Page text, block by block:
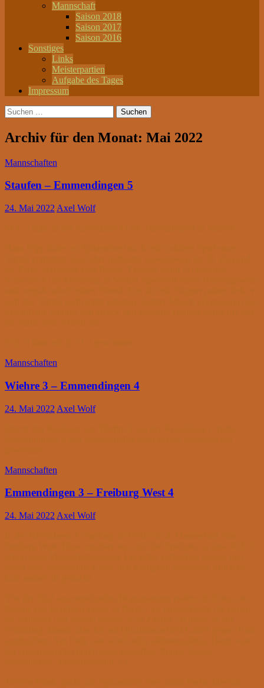
Mannschaft
Saison 2018
Saison 2017
Saison 2016
Sonstiges
Links
Meisterpartien
Aufgabe des Tages
Impressum
Suchen
nach:
Archiv für den Monat: Mai 2022
Mannschaften
Staufen – Emmendingen 5
24. Mai 2022 Axel Wolf
Mannschaften
Wiehre 3 – Emmendingen 4
24. Mai 2022 Axel Wolf
Mannschaften
Emmendingen 3 – Freiburg West 4
24. Mai 2022 Axel Wolf